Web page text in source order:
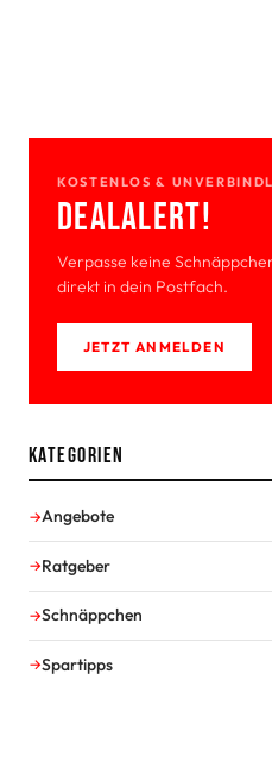
KOSTENLOS &
Deal­Alert!
Verpasse keine
direkt in dein Postfach.
JETZT ANMELDEN
Kategorien
Angebote
Ratgeber
Schnäppchen
Spartipps